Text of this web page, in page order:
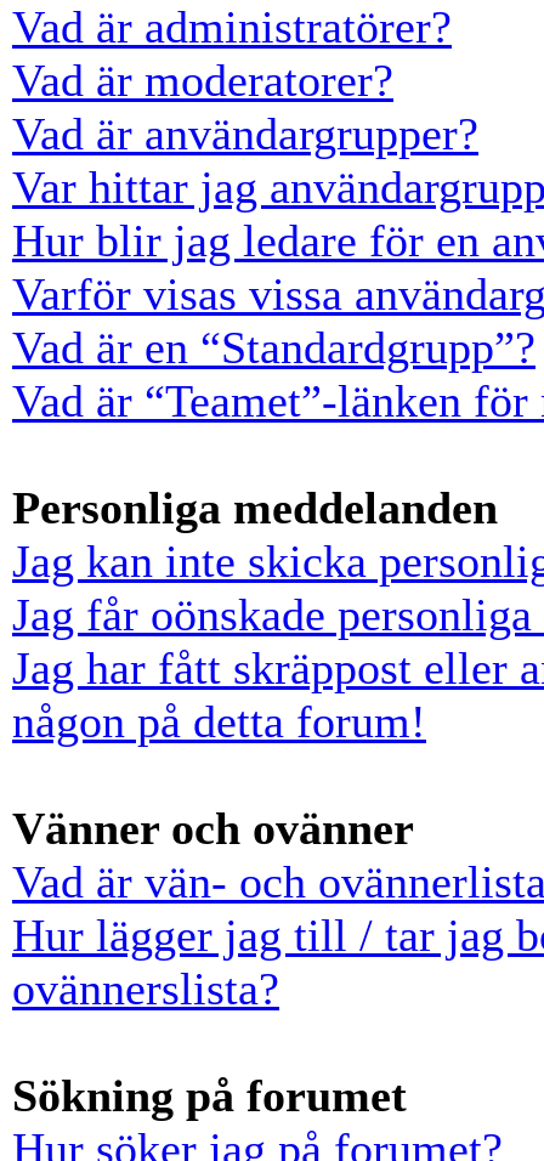
Vad är administratörer?
Vad är moderatorer?
Vad är användargrupper?
Var hittar jag
Hur blir jag ledare för en
Varför visas vissa
Vad är en “Standardgrupp”?
Vad är “Teamet”-länken för
Personliga meddelanden
Jag kan inte skicka
Jag får oönskade
Jag har fått skräppost eller
någon på detta forum!
Vänner och ovänner
Vad är vän- och
Hur lägger jag till / tar jag
ovännerslista?
Sökning på forumet
Hur söker jag på forumet?